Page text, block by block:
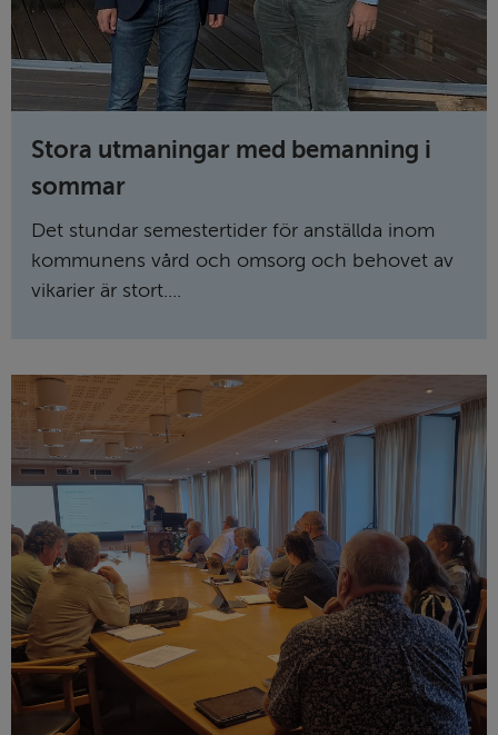
Stora utmaningar med bemanning i
sommar
Det stundar semestertider för anställda inom
kommunens vård och omsorg och behovet av
vikarier är stort....